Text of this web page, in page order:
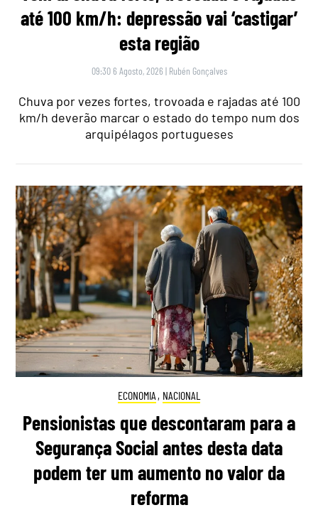
até 100 km/h: depressão vai ‘castigar’
esta região
09:30 6 Agosto, 2026 | Rubén Gonçalves
Chuva por vezes fortes, trovoada e rajadas até 100
km/h deverão marcar o estado do tempo num dos
arquipélagos portugueses
ECONOMIA , NACIONAL
Pensionistas que descontaram para a
Segurança Social antes desta data
podem ter um aumento no valor da
reforma